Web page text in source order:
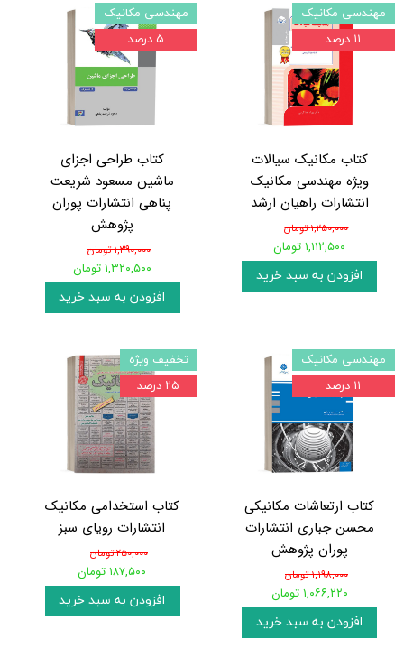
کتاب مکانیک سیالات
ویژه مهندسی مکانیک
انتشارات راهیان ارشد
۱,۲۵۰,۰۰۰ تومان
۱,۱۱۲,۵۰۰ تومان
افزودن به سبد خرید
مهندسی مکانیک
۱۱ درصد
کتاب طراحی اجزای
ماشین مسعود شریعت
پناهی انتشارات پوران
پژوهش
۱,۳۹۰,۰۰۰ تومان
۱,۳۲۰,۵۰۰ تومان
افزودن به سبد خرید
مهندسی مکانیک
۵ درصد
کتاب ارتعاشات مکانیکی
محسن جباری انتشارات
پوران پژوهش
۱,۱۹۸,۰۰۰ تومان
۱,۰۶۶,۲۲۰ تومان
افزودن به سبد خرید
مهندسی مکانیک
۱۱ درصد
کتاب استخدامی مکانیک
انتشارات رویای سبز
۲۵۰,۰۰۰ تومان
۱۸۷,۵۰۰ تومان
افزودن به سبد خرید
تخفیف ویژه
۲۵ درصد